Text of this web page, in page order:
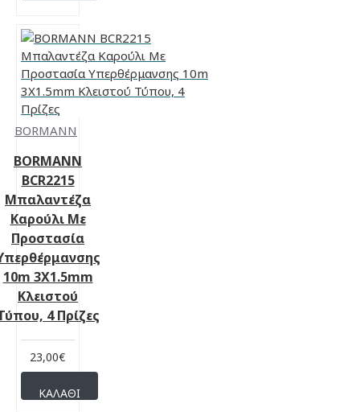
BORMANN
BORMANN
BCR2215
Μπαλαντέζα
Καρούλι Με
Προστασία
10m 3X1.5mm
Κλειστού
4 Πρίζες
23,00€
ΚΑΛΆΘΙ